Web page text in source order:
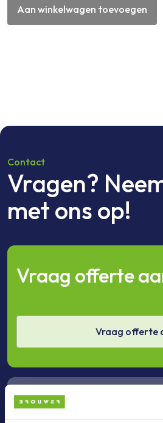
Rood
wit
Aan winkelwagen toevoegen
Contact
Vragen?
met ons op!
Vraag offerte
Vraag offerte
Bel ons